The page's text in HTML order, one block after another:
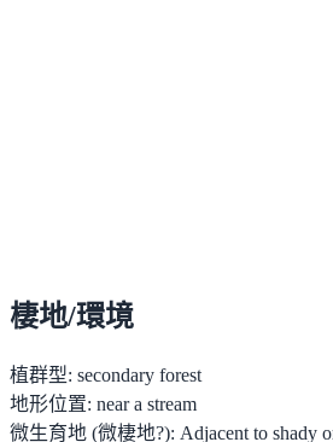
棲地/環境
植群型: secondary forest
地形位置: near a stream
微生育地 (微棲地?): Adjacent to shady